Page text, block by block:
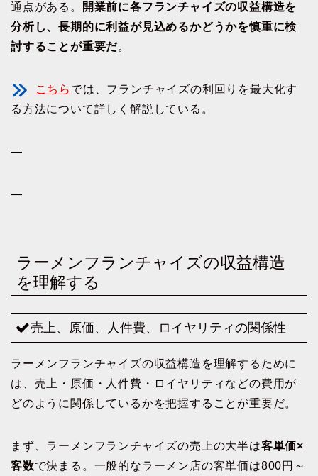
通点がある。
開業前に各フランチャイズの収益構造を
分析し、長期的に利益が見込めるかどうかを慎重に検
討することが重要だ。
こちら では、フランチャイズの利回りを最大化す
る方法について詳しく解説している。
—
—
ラーメンフランチャイズの収益構造
を理解する
売上、原価、人件費、ロイヤリティの関係性
ラーメンフランチャイズの収益構造を理解するために
は、売上・原価・人件費・ロイヤリティなどの費用が
どのように関係しているかを把握することが重要だ。
まず、ラーメンフランチャイズの売上の大半は客単価×
客数で決まる。一般的なラーメン店の客単価は800円～